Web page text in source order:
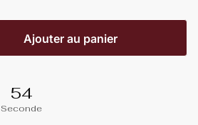
Ajouter au panier
53
Seconde